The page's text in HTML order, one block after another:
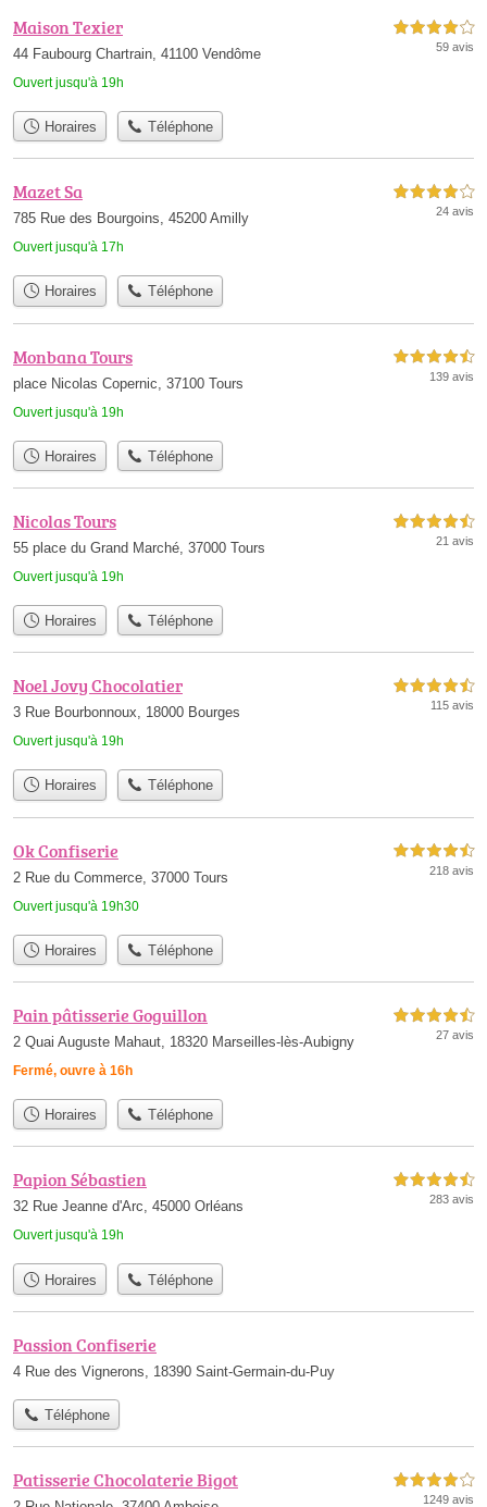
Maison Texier
44 Faubourg Chartrain, 41100 Vendôme
Ouvert jusqu'à 19h
4,0 étoiles sur 5
59 avis
Horaires Téléphone
Mazet Sa
785 Rue des Bourgoins, 45200 Amilly
Ouvert jusqu'à 17h
4,0 étoiles sur 5
24 avis
Horaires Téléphone
Monbana Tours
place Nicolas Copernic, 37100 Tours
Ouvert jusqu'à 19h
4,5 étoiles sur 5
139 avis
Horaires Téléphone
Nicolas Tours
55 place du Grand Marché, 37000 Tours
Ouvert jusqu'à 19h
4,5 étoiles sur 5
21 avis
Horaires Téléphone
Noel Jovy Chocolatier
3 Rue Bourbonnoux, 18000 Bourges
Ouvert jusqu'à 19h
4,5 étoiles sur 5
115 avis
Horaires Téléphone
Ok Confiserie
2 Rue du Commerce, 37000 Tours
Ouvert jusqu'à 19h30
4,5 étoiles sur 5
218 avis
Horaires Téléphone
Pain pâtisserie Goguillon
2 Quai Auguste Mahaut, 18320 Marseilles-lès-Aubigny
Fermé, ouvre à 16h
4,5 étoiles sur 5
27 avis
Horaires Téléphone
Papion Sébastien
32 Rue Jeanne d'Arc, 45000 Orléans
Ouvert jusqu'à 19h
4,5 étoiles sur 5
283 avis
Horaires Téléphone
Passion Confiserie
4 Rue des Vignerons, 18390 Saint-Germain-du-Puy
Téléphone
Patisserie Chocolaterie Bigot 4,0 étoiles sur 5
1249 avis